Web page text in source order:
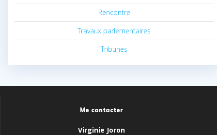
Rencontre
Travaux parlementaires
Tribunes
Me contacter
Virginie Joron